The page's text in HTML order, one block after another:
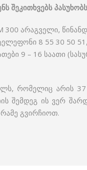
შეკითხვებს
300 არაგველი,
8 55 30 50
9 – 16 საათი
რომელიც არის
შემდეგ ის ვერ
გვირჩიოთ.